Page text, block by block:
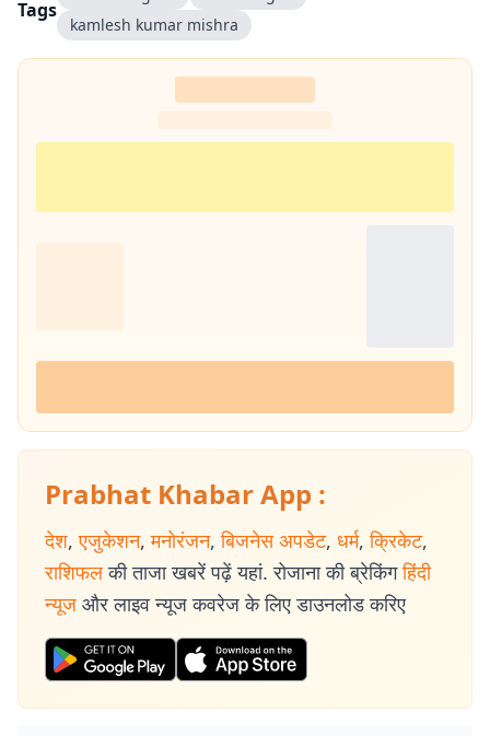
Tags
kamlesh kumar mishra
Prabhat Khabar App :
देश, एजुकेशन, मनोरंजन, बिजनेस अपडेट, धर्म, क्रिकेट,
राशिफल की ताजा खबरें पढ़ें यहां. रोजाना की ब्रेकिंग हिंदी
न्यूज और लाइव न्यूज कवरेज के लिए डाउनलोड करिए